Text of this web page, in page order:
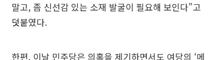
말고, 좀 신선감 있는 소재 발굴이 필요해 보인다”고
덧붙였다.
한편, 이날 민주당은 의혹을 제기하면서도 여당의 ‘메